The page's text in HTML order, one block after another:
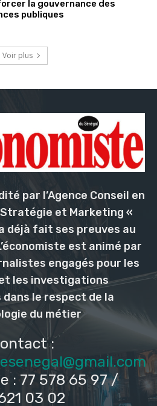
la gouvernance des
publiques
Voir plus
par l’Agence Conseil en
et Marketing «
a déjà fait ses preuves au
est animé par
engagés pour les
les investigations
dans le respect de la
du métier
:
: 77 578 65 97 /
03 02